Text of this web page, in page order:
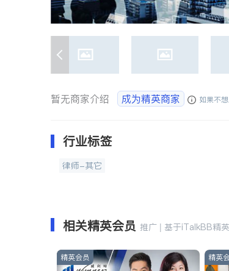
暂无商家介绍 成为精英商家 如果不
行业标签
律师-其它
相关精英会员 推广 | 基于iTalkBB精
精英会员 精英